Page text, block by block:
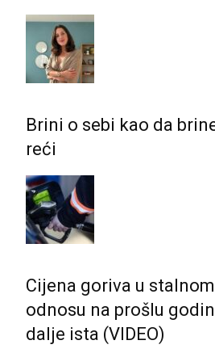
Brini o sebi kao da
reći
Cijena goriva u
odnosu na prošlu
dalje ista (VIDEO)